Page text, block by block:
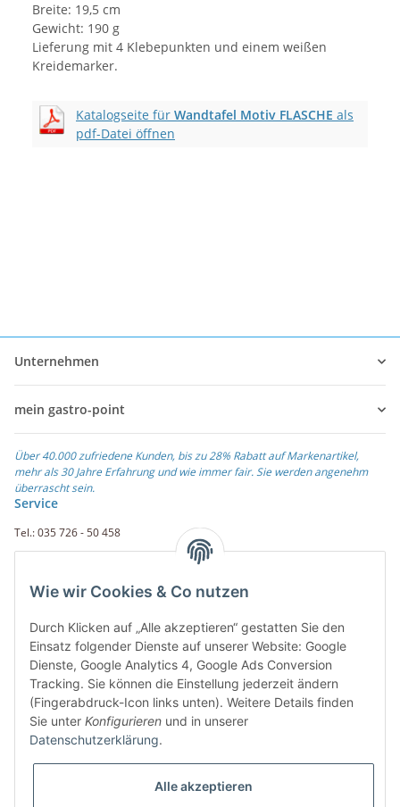
Breite: 19,5 cm
Gewicht: 190 g
Lieferung mit 4 Klebepunkten und einem weißen
Kreidemarker.
Katalogseite für Wandtafel Motiv FLASCHE als
pdf-Datei öffnen
Unternehmen
mein gastro-point
Über 40.000 zufriedene Kunden, bis zu 28% Rabatt auf Markenartikel,
mehr als 30 Jahre Erfahrung und wie immer fair. Sie werden angenehm
überrascht sein.
Service
Tel.: 035 726 - 50 458
Weiterführende Links
Zahlungsarten
Rechnung
PayPal
Amazon Payment
Vorkasse
Überweisung
Wie wir Cookies & Co nutzen
Durch Klicken auf „Alle akzeptieren“ gestatten Sie den
Einsatz folgender Dienste auf unserer Website: Google
Dienste, Google Analytics 4, Google Ads Conversion
Tracking. Sie können die Einstellung jederzeit ändern
(Fingerabdruck-Icon links unten). Weitere Details finden
Sie unter Konfigurieren und in unserer
Datenschutzerklärung.
Alle akzeptieren